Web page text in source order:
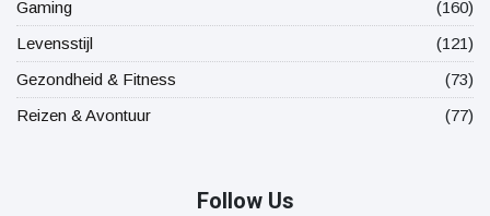
Gaming
(160)
Levensstijl
(121)
Gezondheid & Fitness
(73)
Reizen & Avontuur
(77)
Follow Us